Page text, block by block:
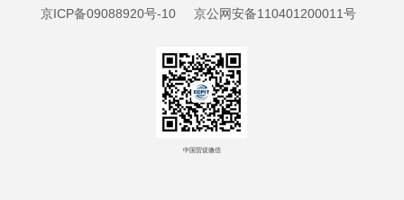
京ICP备09088920号-10 京公网安备110401200011号
中国贸促微信